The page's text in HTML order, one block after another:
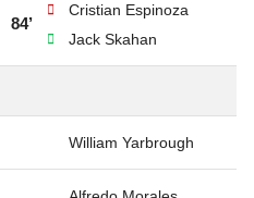
84’
Cristian Espinoza
Jack Skahan
William Yarbrough